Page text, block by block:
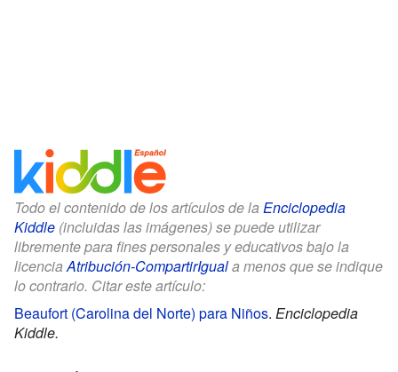
Todo el contenido de los artículos de la Enciclopedia
Kiddle (incluidas las imágenes) se puede utilizar
libremente para fines personales y educativos bajo la
licenciaAtribución-CompartirIguala menos que se indique
lo contrario. Citar este artículo:
Beaufort (Carolina del Norte) para Niños. Enciclopedia
Kiddle.